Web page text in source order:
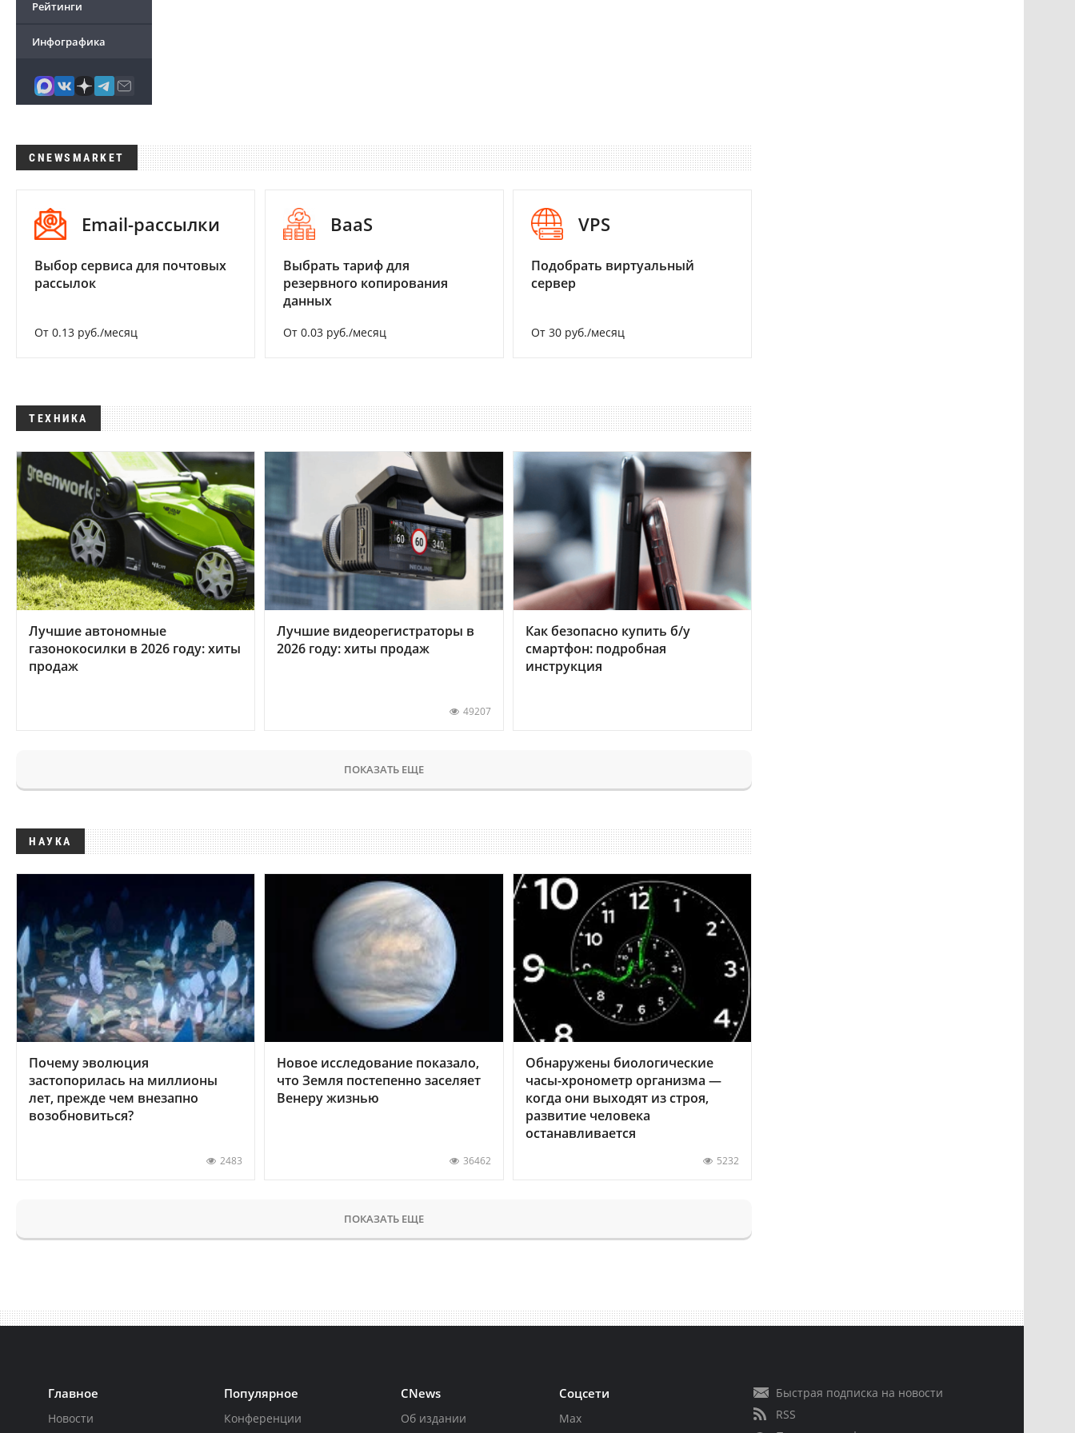
Рейтинги
Инфографика
CNEWSMARKET
Email-рассылки
Выбор сервиса для почтовых
рассылок
От 0.13 руб./месяц
BaaS
Выбрать тариф для
резервного копирования
данных
От 0.03 руб./месяц
VPS
Подобрать виртуальный
сервер
От 30 руб./месяц
ТЕХНИКА
Лучшие автономные
газонокосилки в 2026 году: хиты
продаж
Лучшие видеорегистраторы в
2026 году: хиты продаж
49207
Как безопасно купить б/у
смартфон: подробная
инструкция
ПОКАЗАТЬ ЕЩЕ
НАУКА
Почему эволюция
застопорилась на миллионы
лет, прежде чем внезапно
возобновиться?
2483
Новое исследование показало,
что Земля постепенно заселяет
Венеру жизнью
36462
Обнаружены биологические
часы-хронометр организма —
когда они выходят из строя,
развитие человека
останавливается
5232
ПОКАЗАТЬ ЕЩЕ
Главное
Новости
Популярное
Конференции
CNews
Об издании
Соцсети
Max
Быстрая подписка на новости
RSS